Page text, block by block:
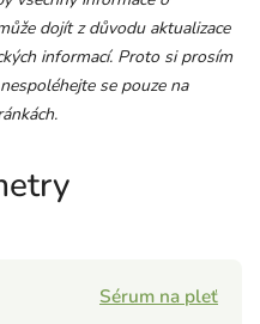
dojít z důvodu aktualizace
informací. Proto si prosím
se pouze na
Sérum na pleť